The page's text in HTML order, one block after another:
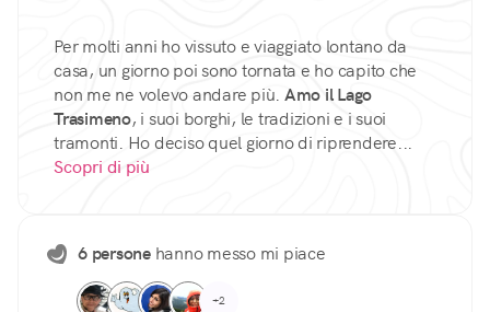
Per molti anni ho vissuto e viaggiato lontano da
casa, un giorno poi sono tornata e ho capito che
non me ne volevo andare più. Amo il Lago
Trasimeno, i suoi borghi, le tradizioni e i suoi
tramonti. Ho deciso quel giorno di riprendere...
Scopri di più
6 personehanno messo mi piace
+2